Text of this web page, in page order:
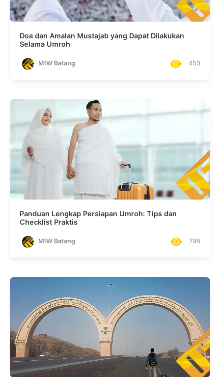
Doa dan Amalan Mustajab yang Dapat Dilakukan
Selama Umroh
MIW Batang 450
Panduan Lengkap Persiapan Umroh: Tips dan
Checklist Praktis
MIW Batang 798